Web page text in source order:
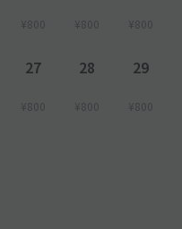
¥800 ¥800 ¥800
27
¥800
28
¥800
29
¥800